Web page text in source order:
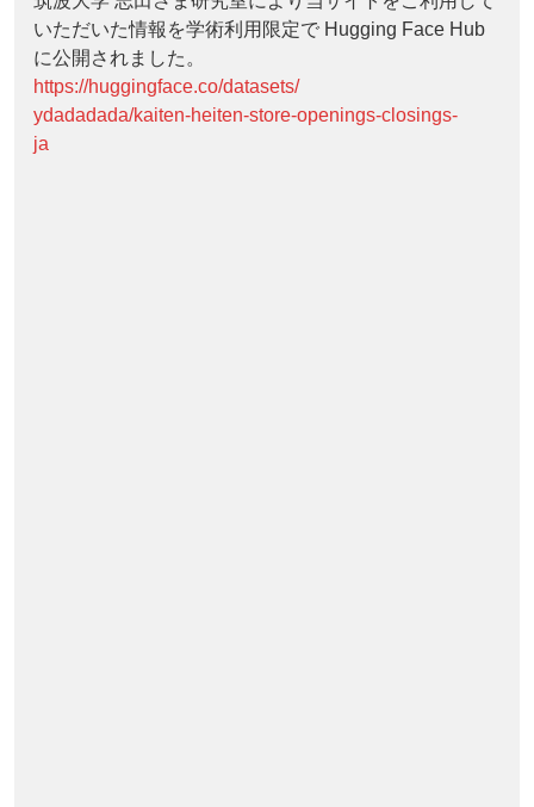
いただいた情報を学術利用限定で Hugging Face Hub
に公開されました。
https://huggingface.co/datasets/
ydadadada/kaiten-heiten-store-openings-closings-
ja